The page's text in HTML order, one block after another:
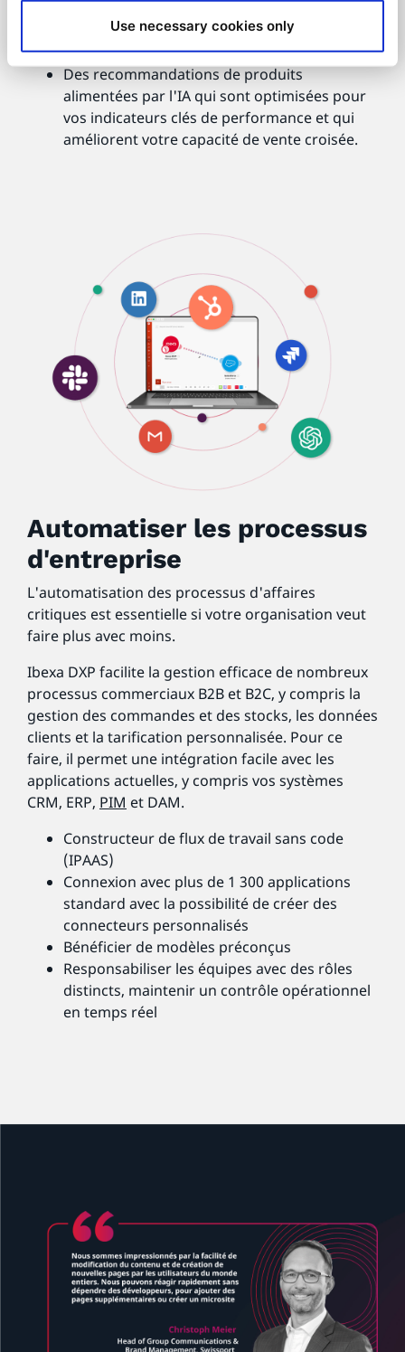
Use necessary cookies only
qui aide vos clients à trouver ce qu'ils
cherchent dès la première demande.
Des recommandations de produits
alimentées par l'IA qui sont optimisées pour
vos indicateurs clés de performance et qui
améliorent votre capacité de vente croisée.
Automatiser les processus
d'entreprise
L'automatisation des processus d'affaires
critiques est essentielle si votre organisation veut
faire plus avec moins.
Ibexa DXP facilite la gestion efficace de nombreux
processus commerciaux B2B et B2C, y compris la
gestion des commandes et des stocks, les données
clients et la tarification personnalisée. Pour ce
faire, il permet une intégration facile avec les
applications actuelles, y compris vos systèmes
CRM, ERP, PIM et DAM.
Constructeur de flux de travail sans code
(IPAAS)
Connexion avec plus de 1 300 applications
standard avec la possibilité de créer des
connecteurs personnalisés
Bénéficier de modèles préconçus
Responsabiliser les équipes avec des rôles
distincts, maintenir un contrôle opérationnel
en temps réel